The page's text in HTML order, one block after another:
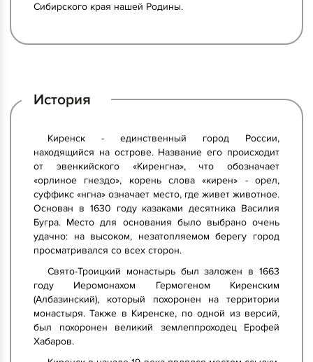
Сибирского края нашей Родины.
История
Киренск - единственный город России,
находящийся на острове. Название его происходит
от эвенкийского «Киренгна», что обозначает
«орлиное гнездо», корень слова «кирен» - орел,
суффикс «нгна» означает место, где живет животное.
Основан в 1630 году казаками десятника Василия
Бугра. Место для основания было выбрано очень
удачно: на высоком, незатопляемом берегу город
просматривался со всех сторон.
Свято-Троицкий монастырь был заложен в 1663
году Иеромонахом Гермогеном Киренским
(Албазинский), который похоронен на территории
монастыря. Также в Киренске, по одной из версий,
был похоронен великий землеппроходец Ерофей
Хабаров.